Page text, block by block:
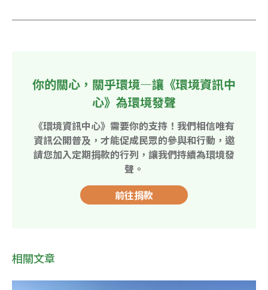
你的關心，關乎環境—讓《環境資訊中
心》為環境發聲
《環境資訊中心》需要你的支持！我們相信唯有
資訊公開普及，才能促成民眾的參與和行動，邀
請您加入定期捐款的行列，讓我們持續為環境發
聲。
前往捐款
相關文章